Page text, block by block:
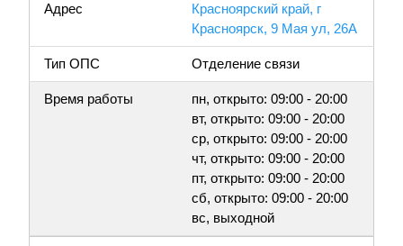
Адрес
Красноярский край, г
Красноярск, 9 Мая ул, 26А
Тип ОПС Отделение связи
Время работы
пн, открыто: 09:00 - 20:00
вт, открыто: 09:00 - 20:00
ср, открыто: 09:00 - 20:00
чт, открыто: 09:00 - 20:00
пт, открыто: 09:00 - 20:00
сб, открыто: 09:00 - 20:00
вс, выходной